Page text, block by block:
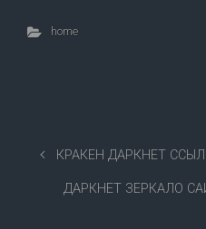
home
КРАКЕН ДАРКНЕТ
ДАРКНЕТ ЗЕРКАЛО